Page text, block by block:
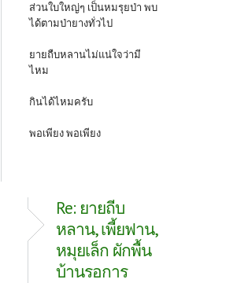
ส่วนใบใหญ่ๆ เป็นหมรุยป่า พบ
ได้ตามป่ายางทั่วไป
ยายถืบหลานไม่แน่ใจว่ามี
ไหม
กินได้ไหมครับ
พอเพียง พอเพียง
Re: ยายถีบ
หลาน, เพี้ยฟาน,
หมุยเล็ก ผักพื้น
บ้านรอการ